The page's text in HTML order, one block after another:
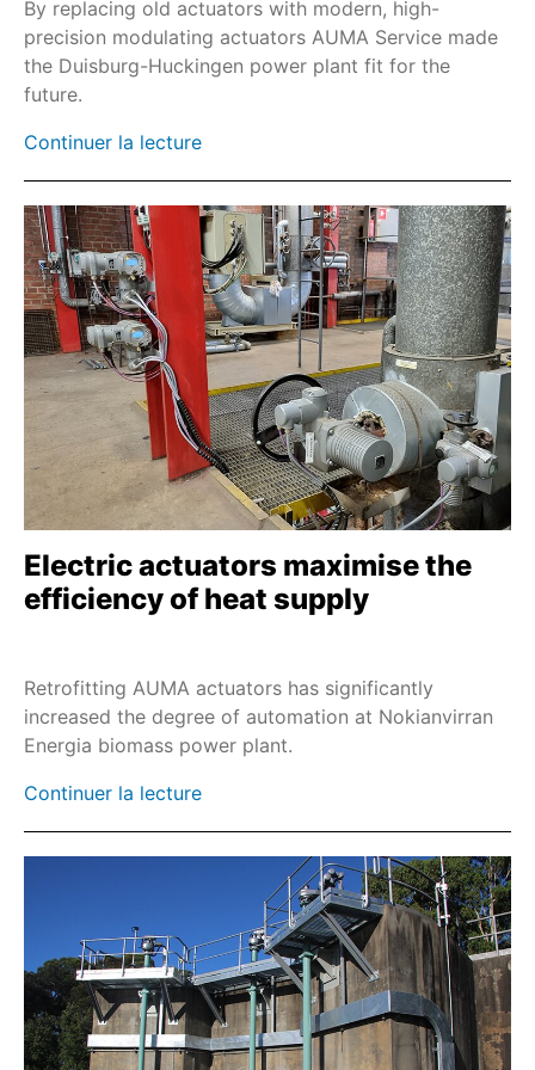
Réducteurs fraction de tour GS
AC
AC-SIL/ACExC-SIL
ACExC
AM
AMExC
Capot de protection et kits de verrouillage
Pare-soleil
Support temporaire
SA
SAREx
SARV
SDL/SDG
SARVEx
SQR
SQRV
SQRVEx
SEVEN
Ethernet industriel
By replacing old actuators with modern, high-
precision modulating actuators AUMA Service made
the Duisburg-Huckingen power plant fit for the
future.
Continuer la lecture
Electric actuators maximise the
efficiency of heat supply
Retrofitting AUMA actuators has significantly
increased the degree of automation at Nokianvirran
Energia biomass power plant.
Continuer la lecture